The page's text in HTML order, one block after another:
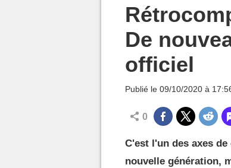
De
officiel
Publié le 09/10/2020 à
0
C'est l'un des axes
nouvelle génération,